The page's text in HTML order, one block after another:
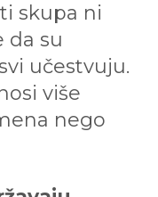
skupa ni
da su
učestvuju.
više
nego